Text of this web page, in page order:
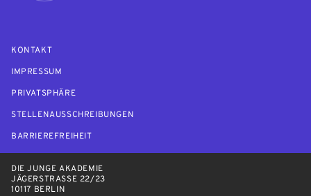
KONTAKT
IMPRESSUM
PRIVATSPHÄRE
STELLENAUSSCHREIBUNGEN
BARRIEREFREIHEIT
DIE JUNGE AKADEMIE
JÄGERSTRASSE 22/23
10117 BERLIN